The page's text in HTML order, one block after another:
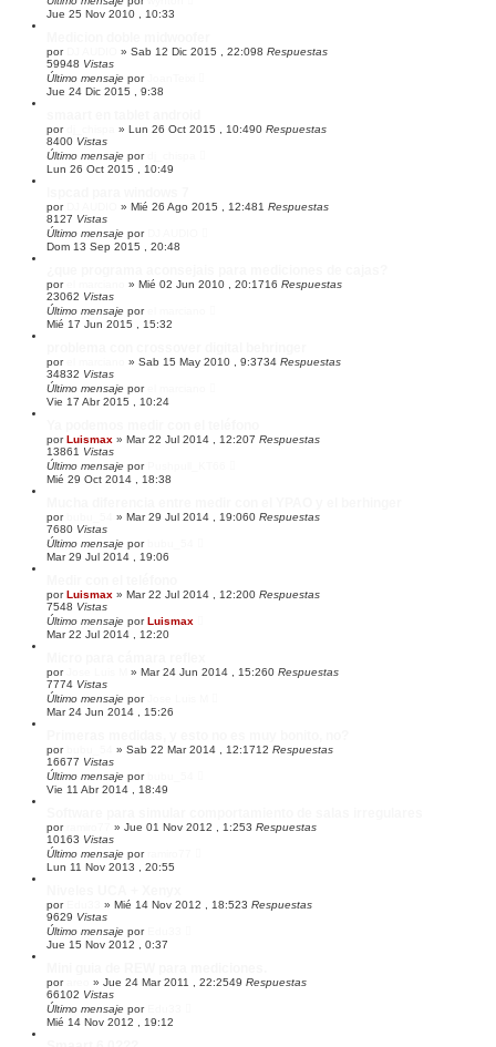
a
Jue 25 Nov 2010 , 10:33
por » Sab 12 Dic 2015 , 22:098 Respuestas
59948 Vistas
Último mensaje por
Jue 24 Dic 2015 , 9:38
por » Lun 26 Oct 2015 , 10:490 Respuestas
8400 Vistas
Último mensaje por
Lun 26 Oct 2015 , 10:49
por » Mié 26 Ago 2015 , 12:481 Respuestas
8127 Vistas
Último mensaje por
Dom 13 Sep 2015 , 20:48
por » Mié 02 Jun 2010 , 20:1716 Respuestas
23062 Vistas
Último mensaje por
Mié 17 Jun 2015 , 15:32
por » Sab 15 May 2010 , 9:3734 Respuestas
34832 Vistas
Último mensaje por
Vie 17 Abr 2015 , 10:24
porLuismax » Mar 22 Jul 2014 , 12:207 Respuestas
13861 Vistas
Último mensaje por
Mié 29 Oct 2014 , 18:38
por » Mar 29 Jul 2014 , 19:060 Respuestas
7680 Vistas
Último mensaje por
Mar 29 Jul 2014 , 19:06
porLuismax » Mar 22 Jul 2014 , 12:200 Respuestas
7548 Vistas
Último mensaje porLuismax
Mar 22 Jul 2014 , 12:20
por » Mar 24 Jun 2014 , 15:260 Respuestas
7774 Vistas
Último mensaje por
Mar 24 Jun 2014 , 15:26
por » Sab 22 Mar 2014 , 12:1712 Respuestas
16677 Vistas
Último mensaje por
Vie 11 Abr 2014 , 18:49
por » Jue 01 Nov 2012 , 1:253 Respuestas
10163 Vistas
Último mensaje por
Lun 11 Nov 2013 , 20:55
por » Mié 14 Nov 2012 , 18:523 Respuestas
9629 Vistas
Último mensaje por
Jue 15 Nov 2012 , 0:37
por » Jue 24 Mar 2011 , 22:2549 Respuestas
66102 Vistas
Último mensaje por
Mié 14 Nov 2012 , 19:12